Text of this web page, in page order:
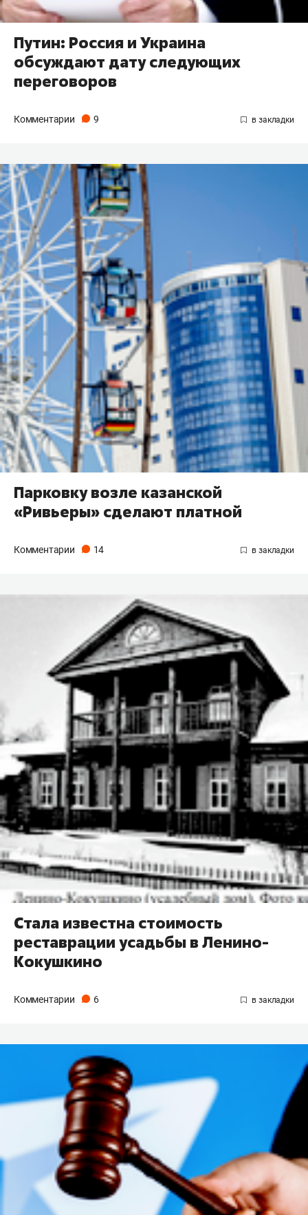
Путин: Россия и Украина
обсуждают дату следующих
переговоров
Комментарии 9
Парковку возле казанской
«Ривьеры» сделают платной
Комментарии 14
Стала известна стоимость
реставрации усадьбы в Ленино-
Кокушкино
Комментарии 6